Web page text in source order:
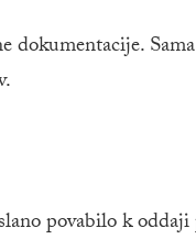
dokumentacije.
povabilo k